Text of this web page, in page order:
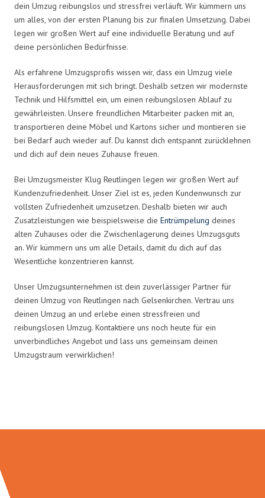
dein Umzug reibungslos und stressfrei verläuft. Wir kümmern uns
um alles, von der ersten Planung bis zur finalen Umsetzung. Dabei
legen wir großen Wert auf eine individuelle Beratung und auf
deine persönlichen Bedürfnisse.
Als erfahrene Umzugsprofis wissen wir, dass ein Umzug viele
Herausforderungen mit sich bringt. Deshalb setzen wir modernste
Technik und Hilfsmittel ein, um einen reibungslosen Ablauf zu
gewährleisten. Unsere freundlichen Mitarbeiter packen mit an,
transportieren deine Möbel und Kartons sicher und montieren sie
bei Bedarf auch wieder auf. Du kannst dich entspannt zurücklehnen
und dich auf dein neues Zuhause freuen.
Bei Umzugsmeister Klug Reutlingen legen wir großen Wert auf
Kundenzufriedenheit. Unser Ziel ist es, jeden Kundenwunsch zur
vollsten Zufriedenheit umzusetzen. Deshalb bieten wir auch
Zusatzleistungen wie beispielsweise die Entrümpelung deines
alten Zuhauses oder die Zwischenlagerung deines Umzugsguts
an. Wir kümmern uns um alle Details, damit du dich auf das
Wesentliche konzentrieren kannst.
Unser Umzugsunternehmen ist dein zuverlässiger Partner für
deinen Umzug von Reutlingen nach Gelsenkirchen. Vertrau uns
deinen Umzug an und erlebe einen stressfreien und
reibungslosen Umzug. Kontaktiere uns noch heute für ein
unverbindliches Angebot und lass uns gemeinsam deinen
Umzugstraum verwirklichen!